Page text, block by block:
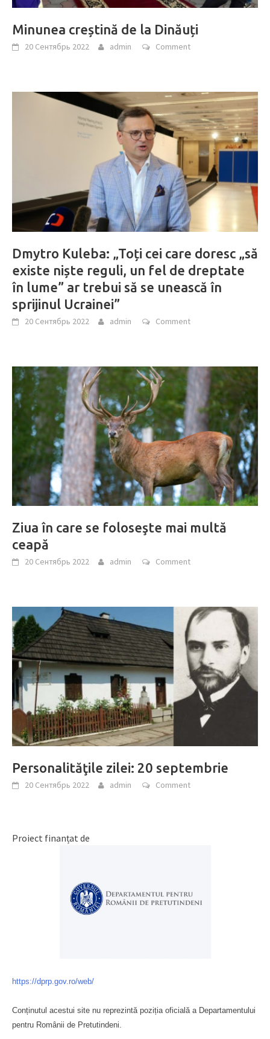
Minunea creștină de la Dinăuți
20 Сентябрь 2022 admin Comment
Dmytro Kuleba: „Toți cei care doresc „să
existe niște reguli, un fel de dreptate
în lume” ar trebui să se unească în
sprijinul Ucrainei”
20 Сентябрь 2022 admin Comment
Ziua în care se foloseşte mai multă
ceapă
20 Сентябрь 2022 admin Comment
Personalităţile zilei: 20 septembrie
20 Сентябрь 2022 admin Comment
Proiect finanțat de
https://dprp.gov.ro/web/
Conținutul acestui site nu reprezintă poziția oficială a Departamentului
pentru Românii de Pretutindeni.